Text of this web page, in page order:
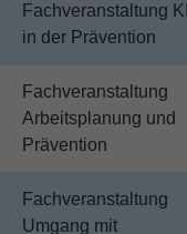
Fachveranstaltung KI
in der Prävention
Fachveranstaltung
Arbeitsplanung und
Prävention
Fachveranstaltung
Umgang mit